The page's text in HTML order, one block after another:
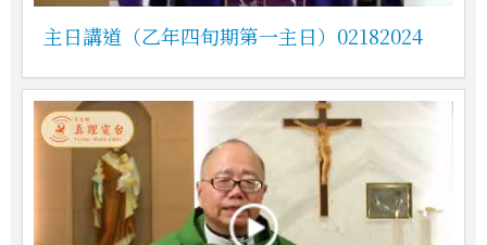
主日講道（乙年四旬期第一主日）02182024